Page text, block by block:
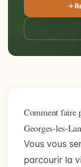
Comment faire
Georges-les-
Vous vous
parcourir la